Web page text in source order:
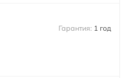
1 год